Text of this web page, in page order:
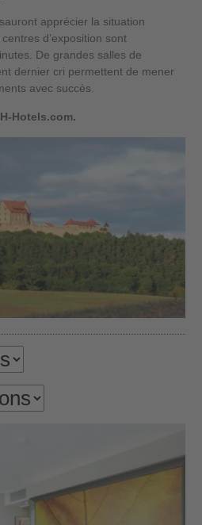
sauront apprécier la situation
d’exposition sont
De grandes salles de
dernier cri permettent de mener
avec succès.
Hotels.com.